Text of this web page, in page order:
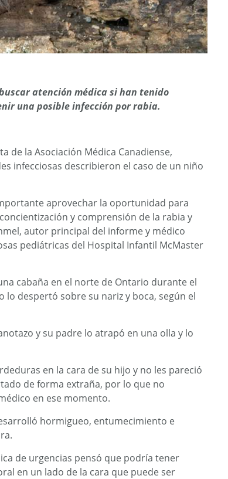
atención médica si han tenido
una posible infección por rabia.
de la Asociación Médica Canadiense,
infecciosas describieron el caso de un niño
aprovechar la oportunidad para
y comprensión de la rabia y
autor principal del informe y médico
pediátricas del Hospital Infantil McMaster
cabaña en el norte de Ontario durante el
lo despertó sobre su nariz y boca, según el
y su padre lo atrapó en una olla y lo
en la cara de su hijo y no les pareció
de forma extraña, por lo que no
en ese momento.
hormigueo, entumecimiento e
de urgencias pensó que podría tener
en un lado de la cara que puede ser